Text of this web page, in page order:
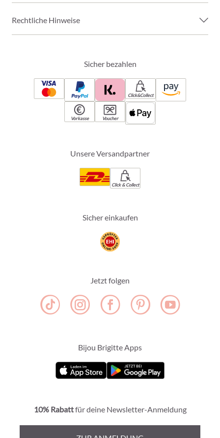
Rechtliche Hinweise
Sicher bezahlen
Click&Collect
Vorkasse Voucher
Unsere Versandpartner
Click & Collect
Sicher einkaufen
Jetzt folgen
Bijou Brigitte Apps
10% Rabattfür deine Newsletter-Anmeldung